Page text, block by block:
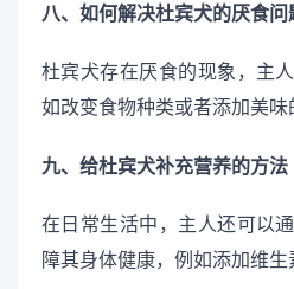
八、如何解决杜宾犬的厌食问
杜宾犬存在厌食的现象，主
如改变食物种类或者添加美味
九、给杜宾犬补充营养的方法
在日常生活中，主人还可以
障其身体健康，例如添加维生